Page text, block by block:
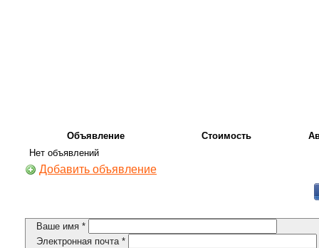
Объявление Стоимость
Нет объявлений
Добавить объявление
Ваше имя *
Электронная почта *